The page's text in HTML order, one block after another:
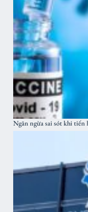
Ngăn ngừa sai sót khi tiến